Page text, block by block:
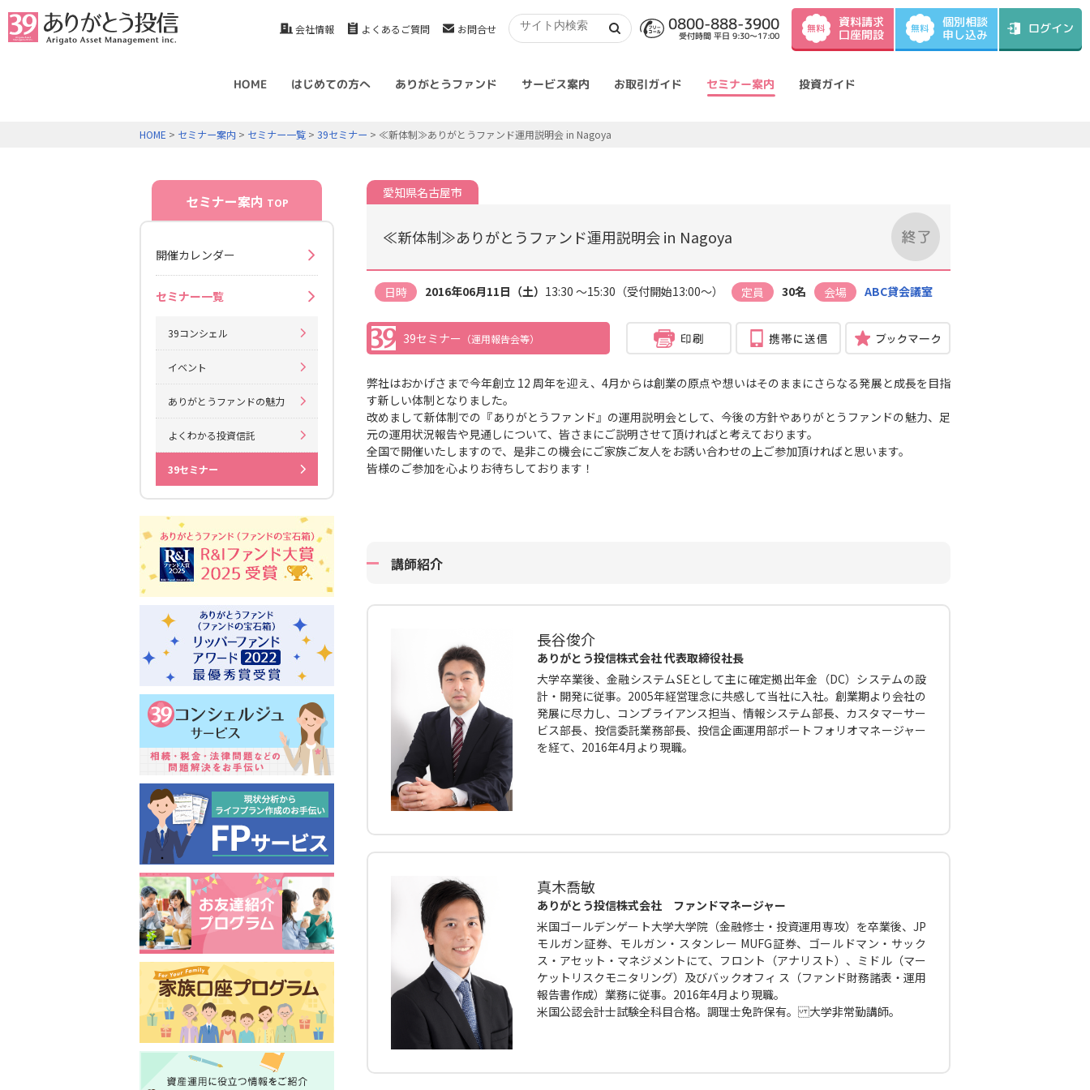
会社情報 よくあるご質問 お問合せ 0800-888-3900
受付時間 平日 9:30～17:00
無料 資料請求
口座開設 無料 個別相談
申し込み ログイン
HOME はじめての方へ ありがとうファンド サービス案内 お取引ガイド セミナー案内 投資ガイド
HOME > セミナー案内 > セミナー一覧 > 39セミナー > ≪新体制≫ありがとうファンド運用説明会 in Nagoya
愛知県名古屋市
≪新体制≫ありがとうファンド運用説明会 in Nagoya
日時 2016年06月11日（土） 13:30 ～15:30（受付開始13:00～） 定員 30名 会場 ABC貸会議室
39セミナー （運用報告会等）
弊社はおかげさまで今年創立 12 周年を迎え、4月からは創業の原点や想いはそのままにさらなる発展と成長を目指
す新しい体制となりました。
改めまして新体制での 『ありがとうファンド』の運用説明会として、今後の方針やありがとうファンドの魅力、足
元の運用状況報告や見通しについて、皆さまにご説明させて頂ければと考えております。
全国で開催いたしますので、 是非この機会にご家族ご友人をお誘い合わせの上ご参加頂ければと思います。
皆様のご参加を心よりお待ちしております！
講師紹介
長谷俊介
ありがとう投信株式会社 代表取締役社長
大学卒業後、金融システムSEとして主に確定拠出年金（DC）システムの設
計・開発に従事。2005年経営理念に共感して当社に入社。創業期より会社の
発展に尽力し、コンプライアンス担当、情報システム部長、カスタマーサー
ビス部長、投信委託業務部長、投信企画運用部ポートフォリオマネージャー
を経て、2016年4月より現職。
真木喬敏
ありがとう投信株式会社 ファンドマネージャー
米国ゴールデンゲート大学大学院（金融修士・投資運用専攻）を卒業後、JP
モルガン証券、モルガン・スタンレー MUFG証券、ゴールドマン・サック
ス・アセット・マネジメントにて、フロント（アナリスト）、ミドル（マー
ケットリスクモニタリング）及びバックオフィ ス（ファンド財務諸表・運用
報告書作成）業務に従事。2016年4月より現職。
米国公認会計士試験全科目合格。調理士免許保有。 大学非常勤講師。
セミナー案内 TOP
開催カレンダー
セミナー一覧
39コンシェル
イベント
ありがとうファンドの魅力
よくわかる投資信託
39セミナー